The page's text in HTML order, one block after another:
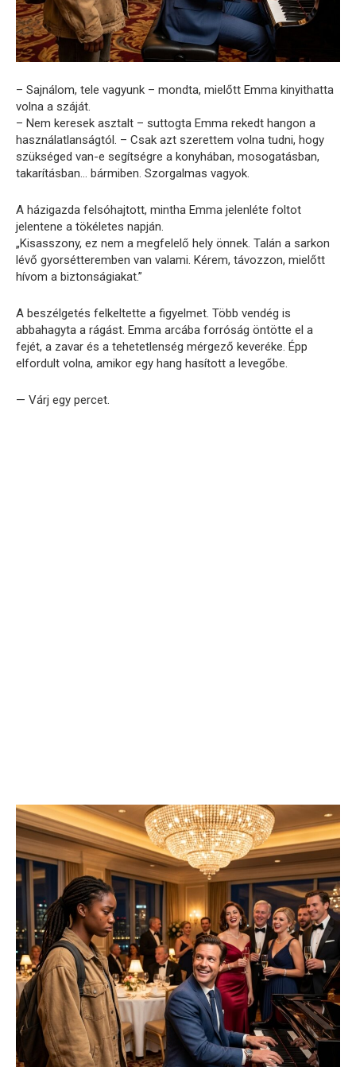
– Sajnálom, tele vagyunk – mondta, mielőtt Emma kinyithatta
volna a száját.
– Nem keresek asztalt – suttogta Emma rekedt hangon a
használatlanságtól. – Csak azt szerettem volna tudni, hogy
szükséged van-e segítségre a konyhában, mosogatásban,
takarításban… bármiben. Szorgalmas vagyok.
A házigazda felsóhajtott, mintha Emma jelenléte foltot
jelentene a tökéletes napján.
„Kisasszony, ez nem a megfelelő hely önnek. Talán a sarkon
lévő gyorsétteremben van valami. Kérem, távozzon, mielőtt
hívom a biztonságiakat.”
A beszélgetés felkeltette a figyelmet. Több vendég is
abbahagyta a rágást. Emma arcába forróság öntötte el a
fejét, a zavar és a tehetetlenség mérgező keveréke. Épp
elfordult volna, amikor egy hang hasított a levegőbe.
— Várj egy percet.